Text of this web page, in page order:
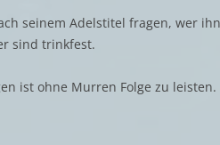
seinem Adelstitel fragen, wer
sind trinkfest.
ist ohne Murren Folge zu leisten.